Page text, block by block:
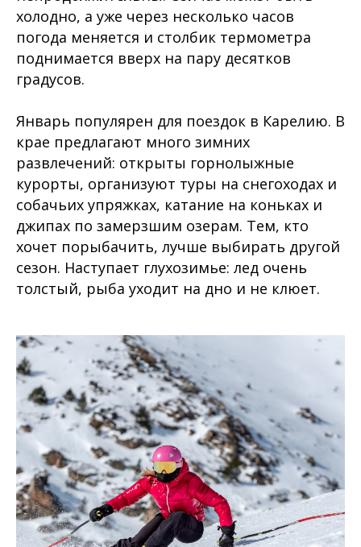
холодно, а уже через несколько часов
погода меняется и столбик термометра
поднимается вверх на пару десятков
градусов.
Январь популярен для поездок в Карелию. В
крае предлагают много зимних
развлечений: открыты горнолыжные
курорты, организуют туры на снегоходах и
собачьих упряжках, катание на коньках и
джипах по замерзшим озерам. Тем, кто
хочет порыбачить, лучше выбирать другой
сезон. Наступает глухозимье: лед очень
толстый, рыба уходит на дно и не клюет.